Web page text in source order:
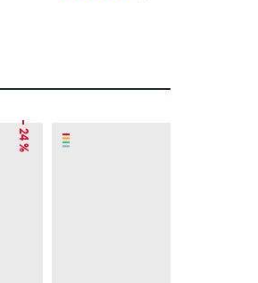
– 24 %